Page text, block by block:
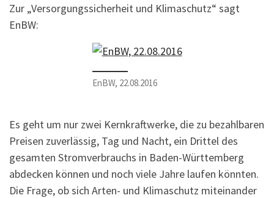
Zur „Versorgungssicherheit und Klimaschutz“ sagt
EnBW:
EnBW, 22.08.2016
Es geht um nur zwei Kernkraftwerke, die zu bezahlbaren
Preisen zuverlässig, Tag und Nacht, ein Drittel des
gesamten Stromverbrauchs in Baden-Württemberg
abdecken können und noch viele Jahre laufen könnten.
Die Frage, ob sich Arten- und Klimaschutz miteinander